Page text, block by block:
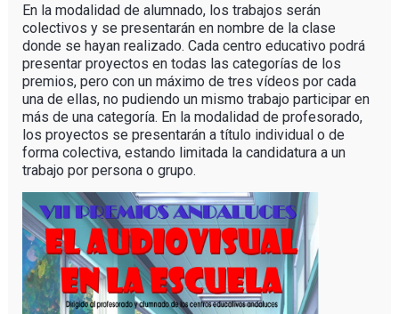
En la modalidad de alumnado, los trabajos serán
colectivos y se presentarán en nombre de la clase
donde se hayan realizado. Cada centro educativo podrá
presentar proyectos en todas las categorías de los
premios, pero con un máximo de tres vídeos por cada
una de ellas, no pudiendo un mismo trabajo participar en
más de una categoría. En la modalidad de profesorado,
los proyectos se presentarán a título individual o de
forma colectiva, estando limitada la candidatura a un
trabajo por persona o grupo.